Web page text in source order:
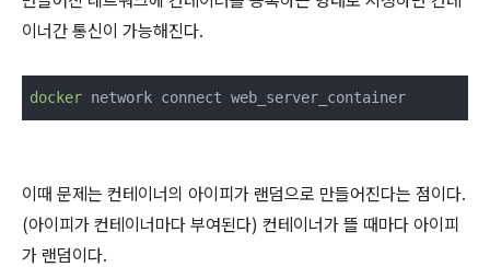
이너간 통신이 가능해진다.
docker network connect web_server_container
이때 문제는 컨테이너의 아이피가 랜덤으로 만들어진다는 점이다.
(아이피가 컨테이너마다 부여된다) 컨테이너가 뜰 때마다 아이피
가 랜덤이다.